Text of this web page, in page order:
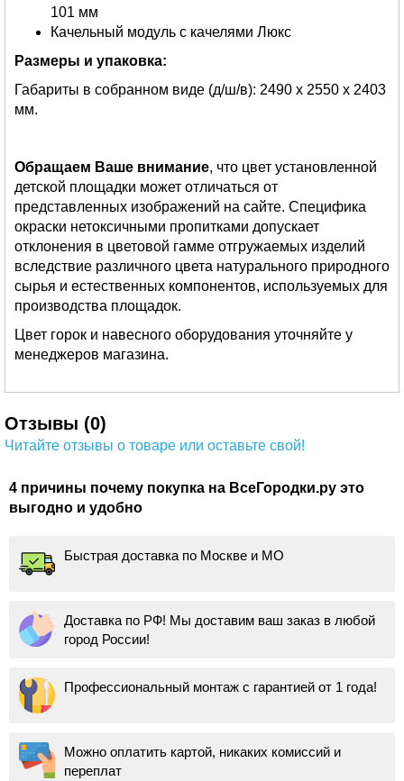
101 мм
Качельный модуль с качелями Люкс
Размеры и упаковка:
Габариты в собранном виде (д/ш/в): 2490 х 2550 х 2403
мм.
Обращаем Ваше внимание, что цвет установленной
детской площадки может отличаться от
представленных изображений на сайте. Специфика
окраски нетоксичными пропитками допускает
отклонения в цветовой гамме отгружаемых изделий
вследствие различного цвета натурального природного
сырья и естественных компонентов, используемых для
производства площадок.
Цвет горок и навесного оборудования уточняйте у
менеджеров магазина.
Отзывы (0)
Читайте отзывы о товаре или оставьте свой!
4 причины почему покупка на ВсеГородки.ру это
выгодно и удобно
Быстрая доставка по Москве и МО
Доставка по РФ! Мы доставим ваш заказ в любой
город России!
Профессиональный монтаж с гарантией от 1 года!
Можно оплатить картой, никаких комиссий и
переплат